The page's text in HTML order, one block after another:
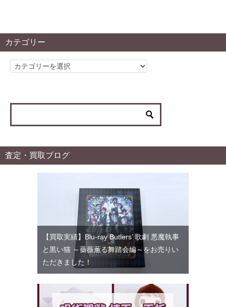
カテゴリー
カ
リ
査定・買取ブログ
【買取実績】Blu-ray Butlers’ 歌劇 悪魔執事
と黒い猫 ～薔薇薫る舞踏会編～をお売りい
ただきました！